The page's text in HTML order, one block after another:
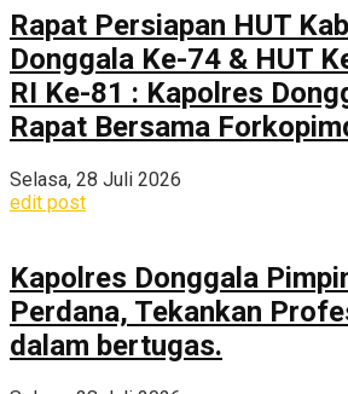
Rapat Persiapan HUT
Donggala Ke-74 & HUT
RI Ke-81 : Kapolres
Rapat Bersama
Selasa, 28 Juli 2026
edit post
Kapolres Donggala
Perdana, Tekankan
dalam bertugas.